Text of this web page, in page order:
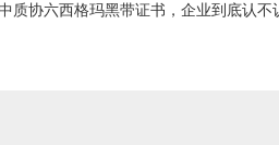
质协六西格玛黑带证书，企业到底认不